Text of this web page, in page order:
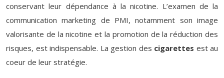
conservant leur dépendance à la nicotine. L’examen de la
communication marketing de PMI, notamment son image
valorisante de la nicotine et la promotion de la réduction des
risques, est indispensable. La gestion des cigarettes est au
coeur de leur stratégie.